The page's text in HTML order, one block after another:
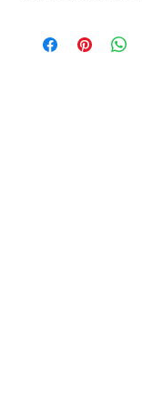
E-Mail rechtssicher